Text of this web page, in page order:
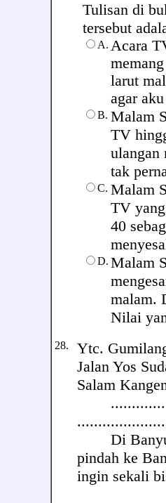
Tulisan di
tersebut
A. Acara
larut
agar
B. Malam
TV
ulangan
tak
C. Malam
TV
40
D. Malam
malam.
Nilai
28. Ytc.
Jalan Yos
Salam
Di
pindah ke
ingin sekali